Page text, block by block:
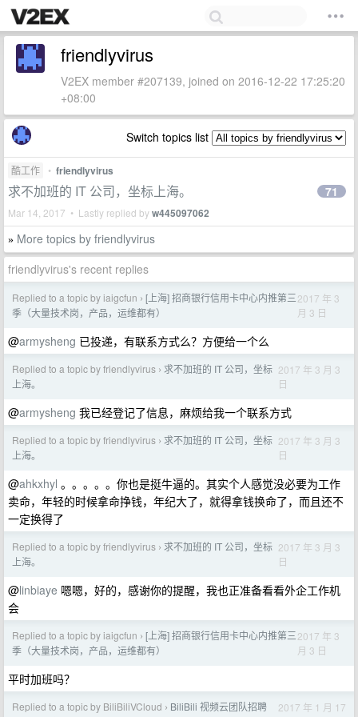
friendlyvirus
V2EX member #207139, joined on 2016-12-22 17:25:20
+08:00
Switch topics list
酷工作 • friendlyvirus
求不加班的 IT 公司，坐标上海。
Mar 14, 2017 • Lastly replied byw445097062
71
» More topics by friendlyvirus
friendlyvirus's recent replies
Replied to a topic by iaigcfun › [上海] 招商银行信用卡中心内推第三
季（大量技术岗，产品，运维都有）
2017 年 3
月 3 日
@armysheng 已投递，有联系方式么？方便给一个么
Replied to a topic by friendlyvirus › 求不加班的 IT 公司，坐标
上海。
2017 年 3 月 3
日
@armysheng 我已经登记了信息，麻烦给我一个联系方式
Replied to a topic by friendlyvirus › 求不加班的 IT 公司，坐标
上海。
2017 年 3 月 3
日
@ahkxhyl 。。。。。你也是挺牛逼的。其实个人感觉没必要为工作
卖命，年轻的时候拿命挣钱，年纪大了，就得拿钱换命了，而且还不
一定换得了
Replied to a topic by friendlyvirus › 求不加班的 IT 公司，坐标
上海。
2017 年 3 月 3
日
@linbiaye 嗯嗯，好的，感谢你的提醒，我也正准备看看外企工作机
会
Replied to a topic by iaigcfun › [上海] 招商银行信用卡中心内推第三
季（大量技术岗，产品，运维都有）
2017 年 3
月 3 日
平时加班吗？
Replied to a topic by BiliBiliVCloud › BiliBili 视频云团队招聘
2017 年 1 月 17